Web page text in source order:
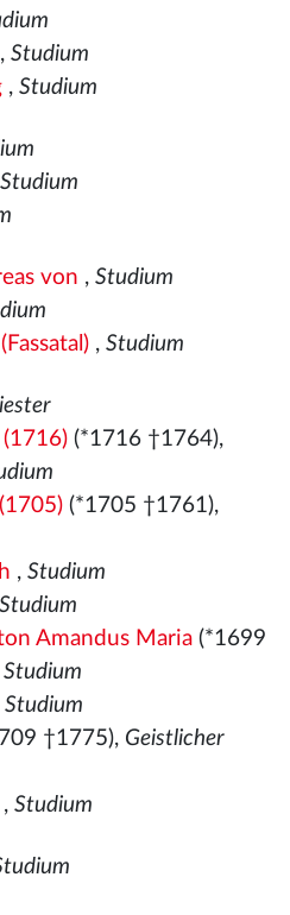
, Studium
, Studium
Studium
von , Studium
, Studium
(*1716 †1764),
(*1705 †1761),
, Studium
Studium
Amandus Maria(*1699
Studium
†1775), Geistlicher
, Studium